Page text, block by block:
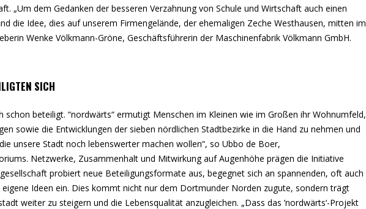
„Um dem Gedanken der besseren Verzahnung von Schule und Wirtschaft auch einen
die Idee, dies auf unserem Firmengelände, der ehemaligen Zeche Westhausen, mitten im
Wenke Völkmann-Gröne, Geschäftsführerin der Maschinenfabrik Völkmann GmbH.
SICH
schon beteiligt. “nordwärts“ ermutigt Menschen im Kleinen wie im Großen ihr Wohnumfeld,
sowie die Entwicklungen der sieben nördlichen Stadtbezirke in die Hand zu nehmen und
unsere Stadt noch lebenswerter machen wollen“, so Ubbo de Boer,
Netzwerke, Zusammenhalt und Mitwirkung auf Augenhöhe prägen die Initiative
probiert neue Beteiligungsformate aus, begegnet sich an spannenden, oft auch
Ideen ein. Dies kommt nicht nur dem Dortmunder Norden zugute, sondern trägt
weiter zu steigern und die Lebensqualität anzugleichen. „Dass das ’nordwärts‘-Projekt